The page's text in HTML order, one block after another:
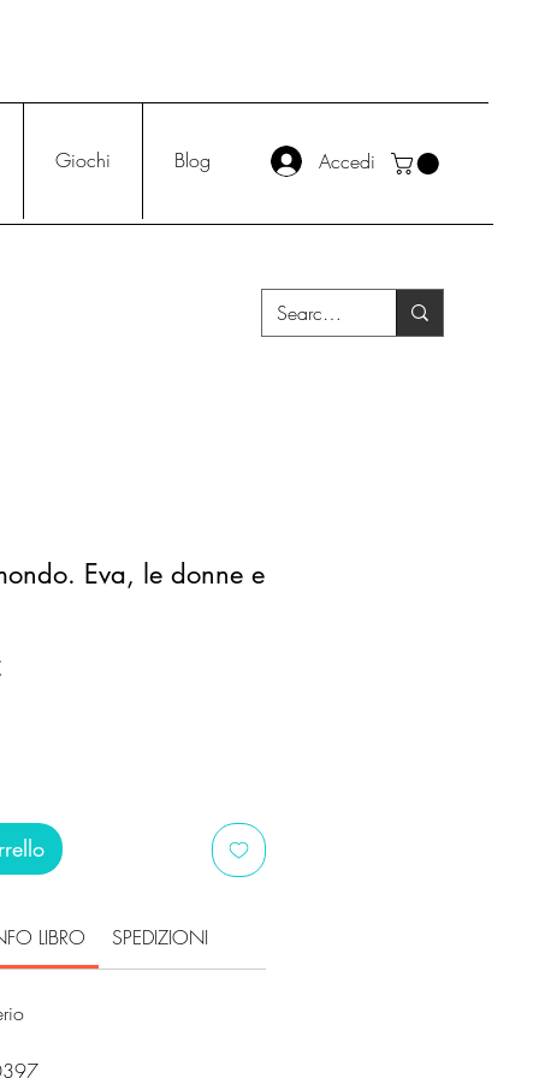
Giochi Blog Accedi
Eva, le donne e
Prezzo
LIBRO SPEDIZIONI